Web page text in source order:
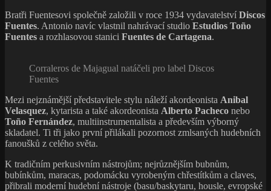
Bratři Fuentesovi společně založili v roce 1934 vydavatelství Discos
Fuentes. Antonio navíc vlastnil nahrávací studio Estudios Toño
Fuentes a rozhlasovou stanici Fuentes de Cartagena.
Corraleros de Majagual natáčeli pro label Discos
Fuentes
Mezi nejznámější představitele stylu náleží akordeonista Anibal
Velasquez, kytarista a také akordeonista Alberto Pacheco nebo
Toño Fernández, multiinstrumentalista a především výborný
skladatel. Ti tři jako první přilákali pozornost zmlsaných hudebních
fanoušků z celého světa.
K tradičním perkusivním nástrojům; nejrůznějším bubnům,
bubínkům, maracas, podomácku vyrobeným chřestítkům a claves,
přibrali moderní hudební nástroje (basu/baskytaru, housle, evropské